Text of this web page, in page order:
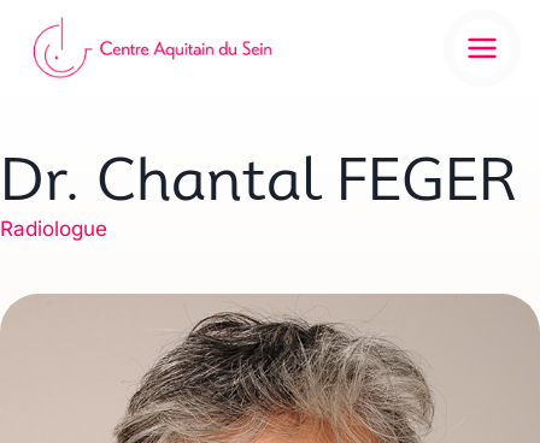
contenu
Dr. Chantal FEGER
Radiologue